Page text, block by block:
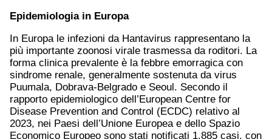
Epidemiologia in Europa
In Europa le infezioni da Hantavirus rappresentano la
più importante zoonosi virale trasmessa da roditori. La
forma clinica prevalente è la febbre emorragica con
sindrome renale, generalmente sostenuta da virus
Puumala, Dobrava-Belgrado e Seoul. Secondo il
rapporto epidemiologico dell’European Centre for
Disease Prevention and Control (ECDC) relativo al
2023, nei Paesi dell’Unione Europea e dello Spazio
Economico Europeo sono stati notificati 1.885 casi, con